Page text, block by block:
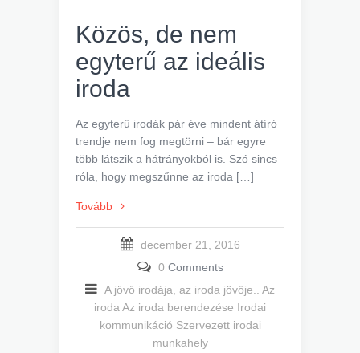
Közös, de nem
egyterű az ideális
iroda
Az egyterű irodák pár éve mindent átíró
trendje nem fog megtörni – bár egyre
több látszik a hátrányokból is. Szó sincs
róla, hogy megszűnne az iroda […]
Tovább
december 21, 2016
0 Comments
A jövő irodája, az iroda jövője..
Az
iroda Az iroda berendezése Irodai
kommunikáció Szervezett irodai
munkahely